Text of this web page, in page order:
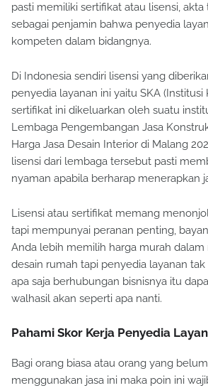
pasti memiliki sertifikat atau lisensi,
sebagai penjamin bahwa penyedia
kompeten dalam bidangnya.
Di Indonesia sendiri lisensi yang
penyedia layanan ini yaitu SKA (Institusi
sertifikat ini dikeluarkan oleh suatu
Lembaga Pengembangan Jasa
Harga Jasa Desain Interior di Malang
lisensi dari lembaga tersebut pasti
nyaman apabila berharap menerapkan
Lisensi atau sertifikat memang
tapi mempunyai peranan penting,
Anda lebih memilih harga murah dalam
desain rumah tapi penyedia layanan
apa saja berhubungan bisnisnya itu
walhasil akan seperti apa nanti.
Pahami Skor Kerja Penyedia
Bagi orang biasa atau orang yang
menggunakan jasa ini maka poin ini